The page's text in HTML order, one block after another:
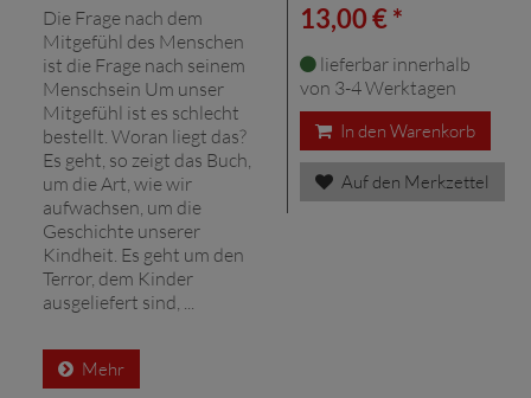
Die Frage nach dem
Mitgefühl des Menschen
ist die Frage nach seinem
Menschsein Um unser
Mitgefühl ist es schlecht
bestellt. Woran liegt das?
Es geht, so zeigt das Buch,
um die Art, wie wir
aufwachsen, um die
Geschichte unserer
Kindheit. Es geht um den
Terror, dem Kinder
ausgeliefert sind, ...
Mehr
13,00 € *
lieferbar innerhalb
von 3-4 Werktagen
In den Warenkorb
Auf den Merkzettel